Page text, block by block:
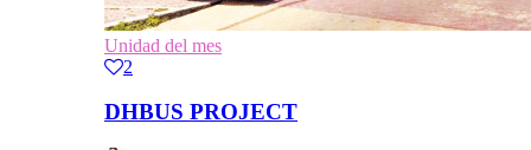
Unidad del mes
2
DHBUS PROJECT